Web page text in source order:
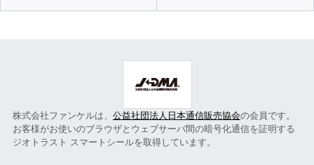
株式会社ファンケルは、 公益社団法人日本通信販売協会の会員です。
お客様がお使いのブラウザとウェブサーバ間の暗号化通信を証明する
ジオトラスト スマートシールを取得しています。